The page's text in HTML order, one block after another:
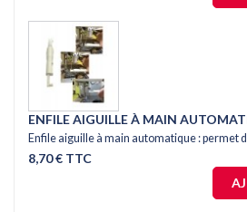
ENFILE AIGUILLE À MAIN
Enfile aiguille à main automatique : permet
8,70 € TTC